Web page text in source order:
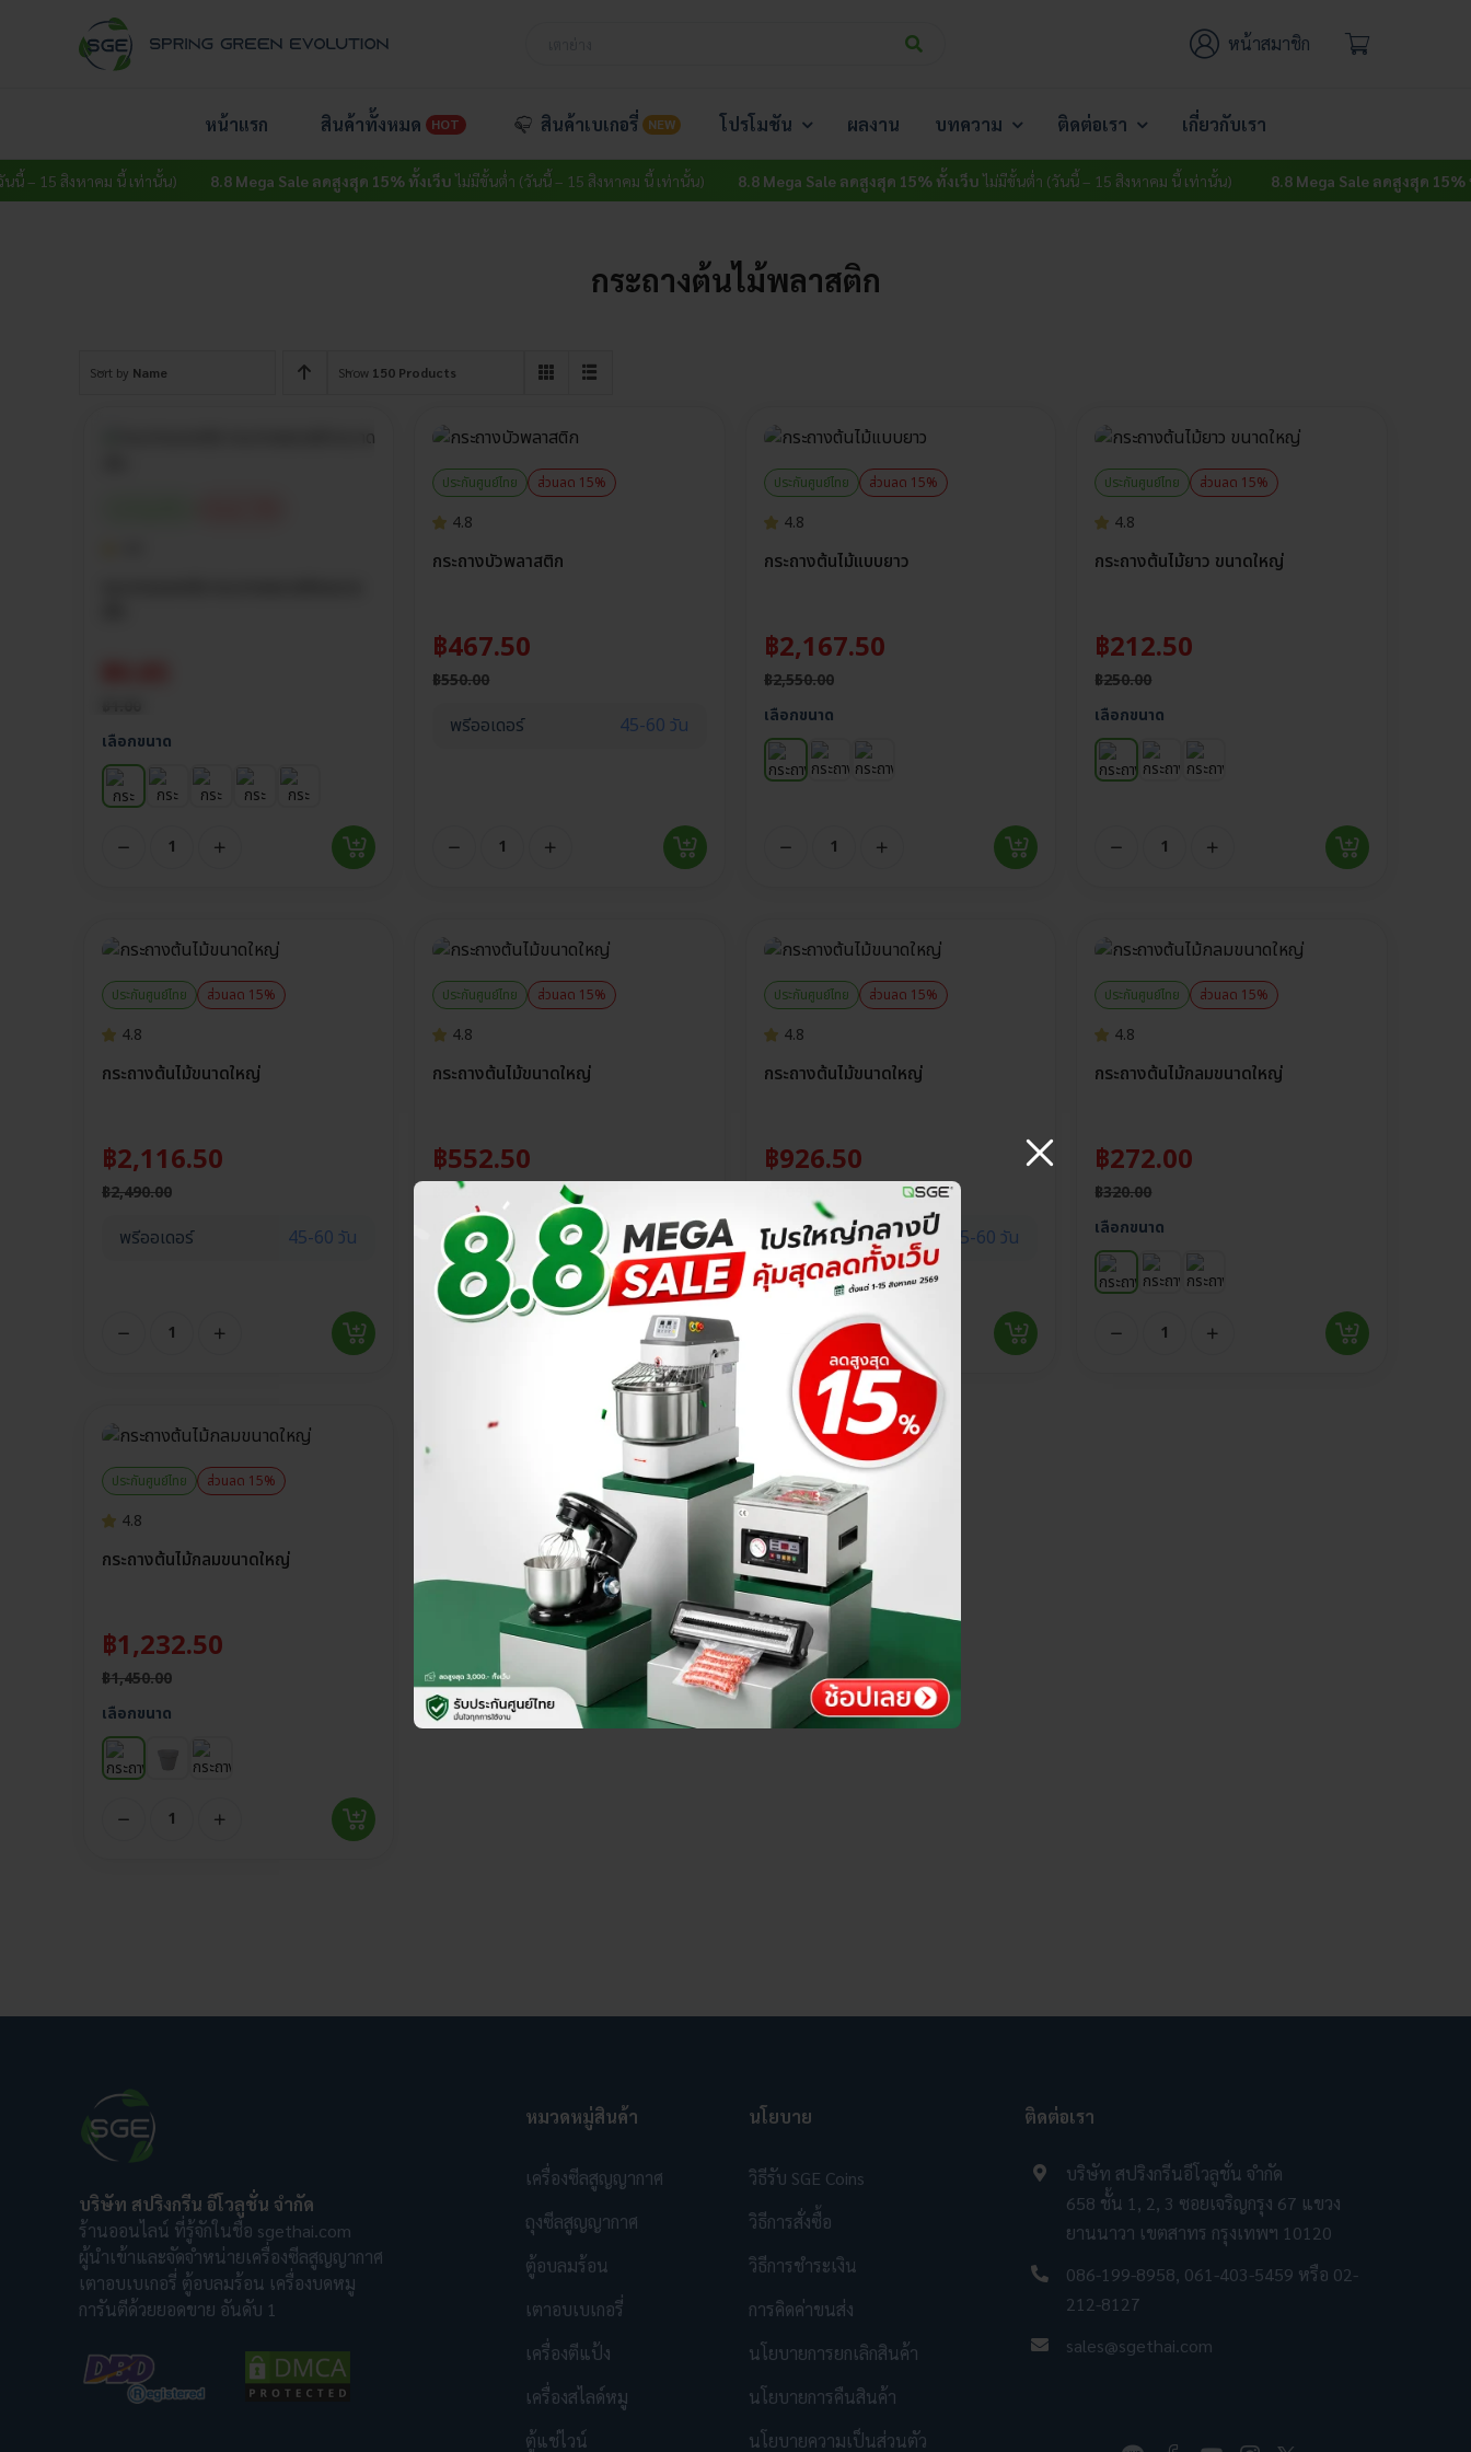
หน้าสมาชิก
หน้าแรก สินค้าทั้งหมด HOT สินค้าเบเกอรี่ NEW โปรโมชัน ผลงาน บทความ ติดต่อเรา เกี่ยวกับเรา
สิงหาคม นี้ เท่านั้น) 8.8 Mega Sale ลดสูงสุด 15% ทั้งเว็บไม่มีขั้นต่ำ (วันนี้ – 15 สิงหาคม นี้ เท่านั้น) 8.8 Mega Sale ลดสูงสุด 15% ทั้งเว็บไม่มีขั้นต่ำ (วันนี้ – 15 สิงหาคม นี้ เท่านั้น) 8.8 Mega Sale ลดสูงสุด 15% ทั้งเ
กระถางต้นไม้พลาสติก
Sort by Name Show 150 Products
เลือกขนาด
ประกันศูนย์ไทย ส่วนลด 15%
4.8
กระถางบัวพลาสติก
฿467.50
฿550.00
พรีออเดอร์ 45-60 วัน
ประกันศูนย์ไทย ส่วนลด 15%
4.8
กระถางต้นไม้แบบยาว
฿2,167.50
฿2,550.00
เลือกขนาด
ประกันศูนย์ไทย ส่วนลด 15%
4.8
กระถางต้นไม้ยาว ขนาดใหญ่
฿212.50
฿250.00
เลือกขนาด
ประกันศูนย์ไทย ส่วนลด 15%
4.8
กระถางต้นไม้ขนาดใหญ่
฿2,116.50
฿2,490.00
พรีออเดอร์ 45-60 วัน
ประกันศูนย์ไทย ส่วนลด 15%
4.8
กระถางต้นไม้ขนาดใหญ่
฿552.50
650.00
เลือกขนาด
ประกันศูนย์ไทย ส่วนลด 15%
4.8
กระถางต้นไม้ขนาดใหญ่
฿926.50
พรีออเดอร์ 45-60 วัน
ประกันศูนย์ไทย ส่วนลด 15%
4.8
กระถางต้นไม้กลมขนาดใหญ่
฿272.00
฿320.00
เลือกขนาด
ประกันศูนย์ไทย ส่วนลด 15%
4.8
กระถางต้นไม้กลมขนาดใหญ่
฿1,232.50
฿1,450.00
เลือกขนาด
บริษัท สปริงกรีน อีโวลูชั่น จำกัด
ร้านออนไลน์ ที่รู้จักในชื่อ sgethai.com
ผู้นำเข้าและจัดจำหน่ายเครื่องซีลสูญญากาศ
เตาอบเบเกอรี่ ตู้อบลมร้อน เครื่องบดหมู
การันตีด้วยยอดขาย อันดับ 1
หมวดหมู่สินค้า
เครื่องซีลสูญญากาศ
ถุงซีลสูญญากาศ
ตู้อบลมร้อน
เตาอบเบเกอรี่
เครื่องตีแป้ง
เครื่องสไลด์หมู
ตู้แช่ไวน์
นโยบาย
วิธีรับ SGE Coins
วิธีการสั่งซื้อ
วิธีการชำระเงิน
การคิดค่าขนส่ง
นโยบายการยกเลิกสินค้า
นโยบายการคืนสินค้า
นโยบายความเป็นส่วนตัว
ติดต่อเรา
บริษัท สปริงกรีนอีโวลูชั่น จำกัด
658 ชั้น 1, 2, 3 ซอยเจริญกรุง 67 แขวง
ยานนาวา เขตสาทร กรุงเทพฯ 10120
086-199-8958, 061-403-5459 หรือ 02-
212-8127
sales@sgethai.com